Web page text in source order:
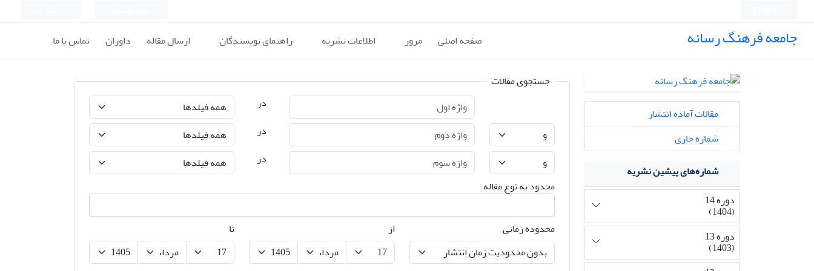
جامعه فرهنگ رسانه صفحه اصلی مرور اطلاعات نشریه راهنمای نویسندگان ارسال مقاله داوران تماس با ما
جستجوی مقالات
در
در
در
محدود به نوع مقاله
محدوده زمانی از تا
مقالات آماده انتشار
شماره جاری
شماره‌های پیشین نشریه
دوره 14
(1404)
دوره 13
(1403)